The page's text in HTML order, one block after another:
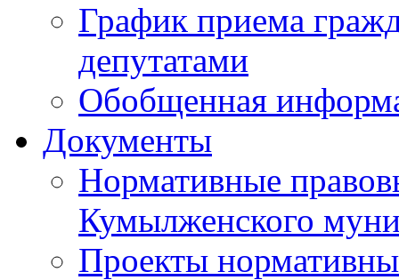
График приема
депутатами
Обобщенная
Документы
Нормативные
Кумылженского
Проекты